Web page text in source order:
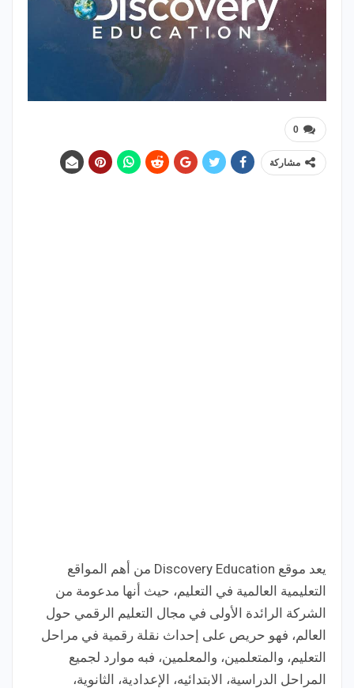
0
مشاركة
يعد موقع Discovery Education من أهم المواقع
التعليمية العالمية في التعليم، حيث أنها مدعومة من
الشركة الرائدة الأولى في مجال التعليم الرقمي حول
العالم، فهو حريص على إحداث نقلة رقمية في مراحل
التعليم، والمتعلمين، والمعلمين، فبه موارد لجميع
المراحل الدراسية، الابتدائيه، الإعدادية، الثانوية،